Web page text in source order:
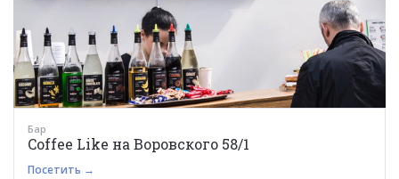
Бар
Coffee Like на Воровского 58/1
Посетить →